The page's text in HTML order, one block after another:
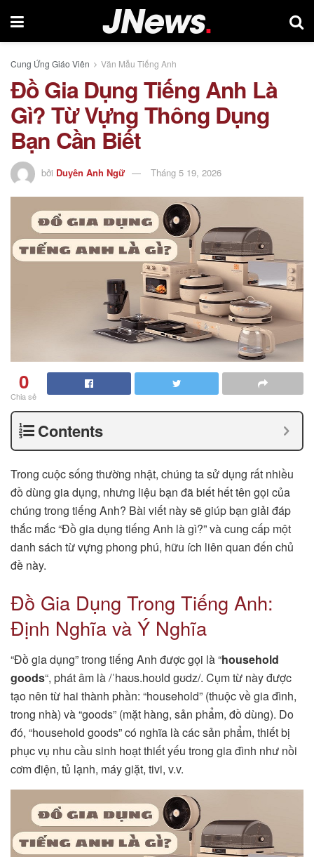
Cung Ứng Giáo Viên Văn Mẫu Tiếng Anh
Đồ Gia Dụng Tiếng Anh Là
Gì? Từ Vựng Thông Dụng
Bạn Cần Biết
bởi Duyên Anh Ngữ Tháng 5 19, 2026
0
Chia sẻ
Contents
Trong cuộc sống thường nhật, chúng ta sử dụng rất nhiều
đồ dùng gia dụng, nhưng liệu bạn đã biết hết tên gọi của
chúng trong tiếng Anh? Bài viết này sẽ giúp bạn giải đáp
thắc mắc “Đồ gia dụng tiếng Anh là gì?” và cung cấp một
danh sách từ vựng phong phú, hữu ích liên quan đến chủ
đề này.
Đồ Gia Dụng Trong Tiếng Anh:
Định Nghĩa và Ý Nghĩa
“Đồ gia dụng” trong tiếng Anh được gọi là “household
goods“, phát âm là /ˈhaʊs.hoʊld ɡʊdz/. Cụm từ này được
tạo nên từ hai thành phần: “household” (thuộc về gia đình,
trong nhà) và “goods” (mặt hàng, sản phẩm, đồ dùng). Do
đó, “household goods” có nghĩa là các sản phẩm, thiết bị
phục vụ nhu cầu sinh hoạt thiết yếu trong gia đình như nồi
cơm điện, tủ lạnh, máy giặt, tivi, v.v.